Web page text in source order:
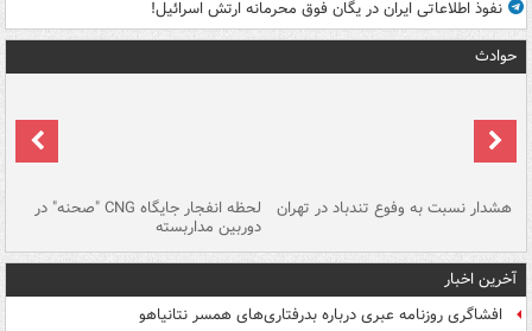
نفوذ اطلاعاتی ایران در یگان فوق محرمانه ارتش اسرائیل!
حوادث
هشدار نسبت به وفوع تندباد در تهران لحظه انفجار جایگاه CNG "صحنه" در
دوربین مداربسته
آخرین اخبار
افشاگری روزنامه عبری درباره بدرفتاری‌های همسر نتانیاهو